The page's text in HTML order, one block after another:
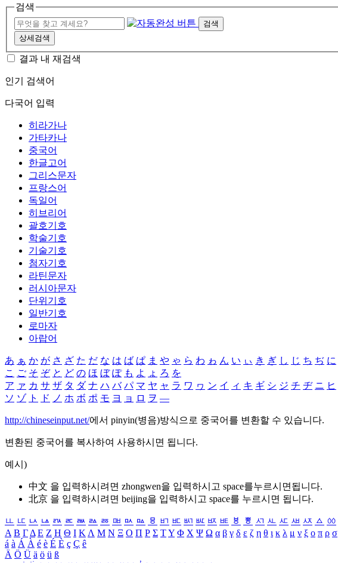
검색
검색
상세검색
결과 내 재검색
인기 검색어
다국어 입력
히라가나
가타카나
중국어
한글고어
그리스문자
프랑스어
독일어
히브리어
괄호기호
학술기호
기술기호
첨자기호
라틴문자
러시아문자
단위기호
일반기호
로마자
아랍어
あ ぁ か が さ ざ た だ な は ば ぱ ま や ゃ ら わ ゎ ん い ぃ き ぎ し じ ち ぢ に
こ ご そ ぞ と ど の ほ ぼ ぽ も よ ょ ろ を
ア ァ カ サ ザ タ ダ ナ ハ バ パ マ ヤ ャ ラ ワ ヮ ン イ ィ キ ギ シ ジ チ ヂ ニ ヒ
ソ ゾ ト ド ノ ホ ボ ポ モ ヨ ョ ロ ヲ ―
http://chineseinput.net/에서 pinyin(병음)방식으로 중국어를 변환할 수 있습니다.
변환된 중국어를 복사하여 사용하시면 됩니다.
예시)
中文 을 입력하시려면 zhongwen을 입력하시고 space를누르시면됩니다.
北京 을 입력하시려면 beijing을 입력하시고 space를 누르시면 됩니다.
ㅥ ㅦ ㅧ ㅨ ㅩ ㅪ ㅫ ㅬ ㅭ ㅮ ㅯ ㅰ ㅱ ㅲ ㅳ ㅴ ㅵ ㅶ ㅷ ㅸ ㅹ ㅺ ㅻ ㅼ ㅽ ㅾ ㅿ ㆀ
Α Β ΓΔ Ε Ζ Η Θ Ι ΚΛ Μ Ν Ξ Ο Π Ρ Σ ΤΥ Φ Χ Ψ Ω α β γ δ ε ζ η θ ι κ λ μ ν ξ ο π ρ σ
á à Á À é è É È ç Ç ê
Ä Ö Ü ä ö ü ß